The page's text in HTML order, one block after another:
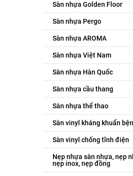
Sàn nhựa Golden Floor
Sàn nhựa Pergo
Sàn nhựa AROMA
Sàn nhựa Việt Nam
Sàn nhựa Hàn Quốc
Sàn nhựa cầu thang
Sàn nhựa thể thao
Sàn vinyl kháng khuẩn
Sàn vinyl chống tĩnh điện
Nẹp nhựa sàn nhựa, nẹp
nẹp inox, nẹp đồng